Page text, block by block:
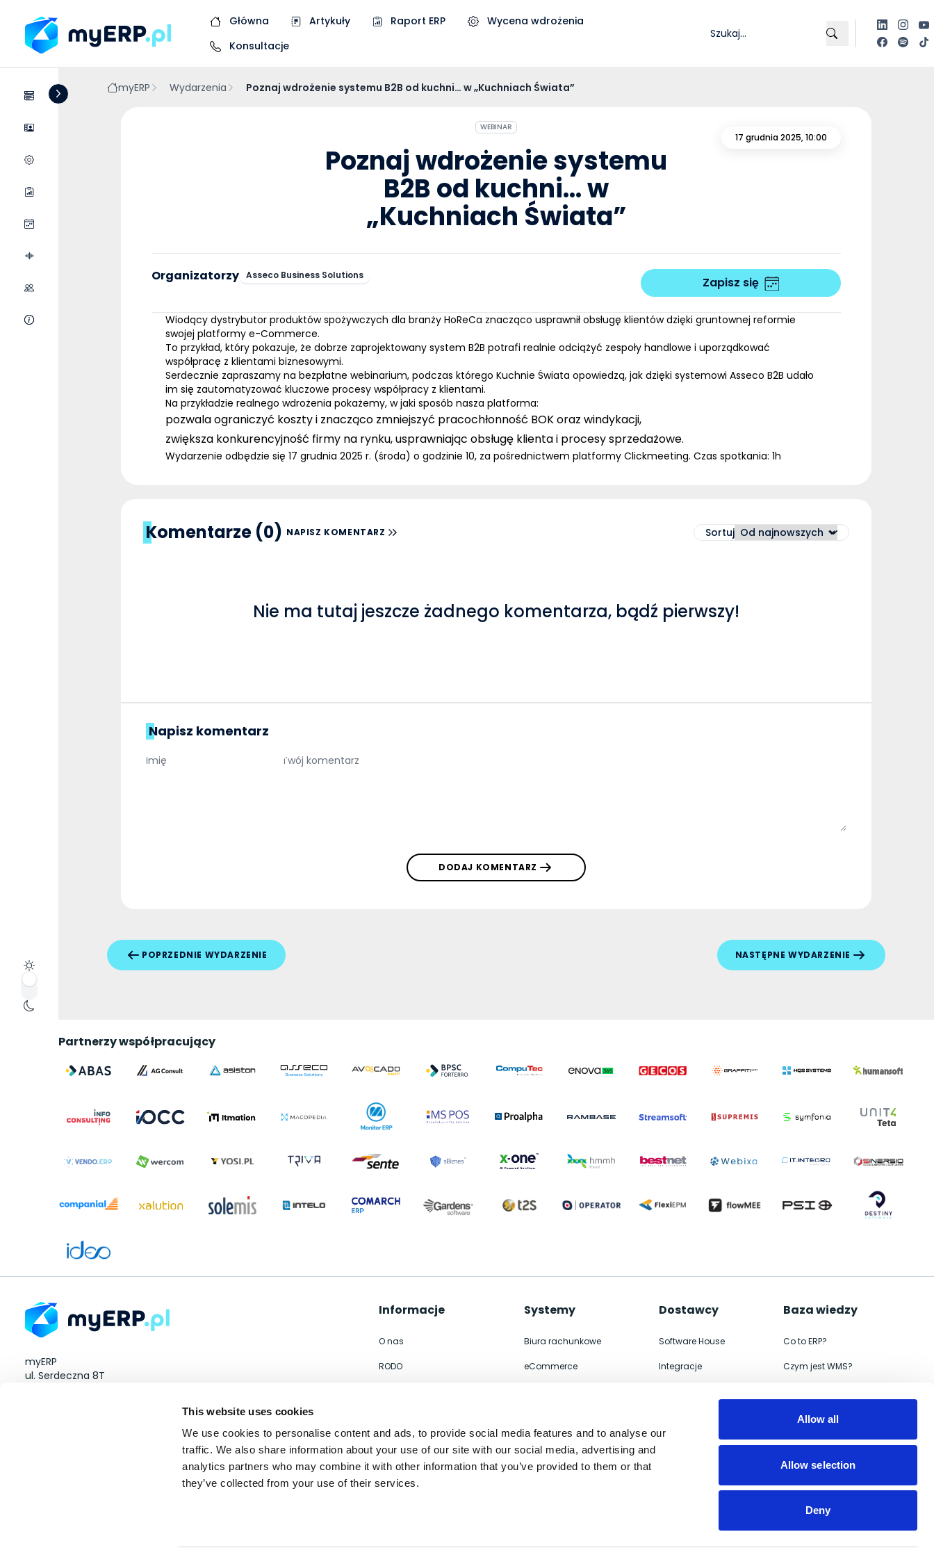
This website uses cookies
We use cookies to personalise content and ads, to provide social media features and to analyse our
traffic. We also share information about your use of our site with our social media, advertising and
analytics partners who may combine it with other information that you’ve provided to them or that
they’ve collected from your use of their services.
Allow all
Allow selection
Deny
Główna Artykuły Raport ERP
Wycena wdrożenia
Konsultacje
Systemy
myERP Wydarzenia Poznaj wdrożenie systemu B2B od kuchni… w „Kuchniach Świata”
17 grudnia 2025, 10:00
WEBINAR
Poznaj wdrożenie systemu
B2B od kuchni… w
„Kuchniach Świata”
Organizatorzy Asseco Business Solutions Zapisz się
Wiodący dystrybutor produktów spożywczych dla branży HoReCa znacząco usprawnił obsługę klientów dzięki gruntownej reformie
swojej platformy e-Commerce.
To przykład, który pokazuje, że dobrze zaprojektowany system B2B potrafi realnie odciążyć zespoły handlowe i uporządkować
współpracę z klientami biznesowymi.
Serdecznie zapraszamy na bezpłatne webinarium, podczas którego Kuchnie Świata opowiedzą, jak dzięki systemowi Asseco B2B udało
im się zautomatyzować kluczowe procesy współpracy z klientami.
Na przykładzie realnego wdrożenia pokażemy, w jaki sposób nasza platforma:
pozwalaograniczyć kosztyi znacząco zmniejszyć pracochłonność BOK oraz windykacji,
zwiększa konkurencyjność firmy na rynku, usprawniając obsługę klienta i procesy sprzedażowe.
Wydarzenie odbędzie się 17 grudnia 2025 r. (środa) o godzinie 10, za pośrednictwem platformy Clickmeeting. Czas spotkania: 1h
Komentarze (0) NAPISZ KOMENTARZ Sortuj
Nie ma tutaj jeszcze żadnego komentarza, bądź pierwszy!
Napisz komentarz
DODAJ KOMENTARZ
POPRZEDNIE WYDARZENIE NASTĘPNE WYDARZENIE
Partnerzy współpracujący
myERP
ul. Serdeczna 8T
Informacje
O nas
RODO
Polityka prywatności
Systemy
Biura rachunkowe
eCommerce
Dostawcy
Software House
Integracje
Baza wiedzy
Co to ERP?
Czym jest WMS?
Czym jest e-commerce
Migracja systemu ERP
Dołącz do naszego newslettera aby być na bieżąco!